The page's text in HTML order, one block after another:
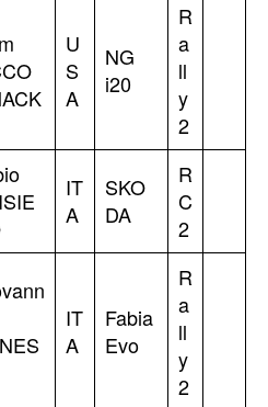
U
S
A
NG
i20
R
a
ll
y
2
IT
A
SKO
DA
R
C
2
IT
A
Fabia
Evo
R
a
ll
y
2